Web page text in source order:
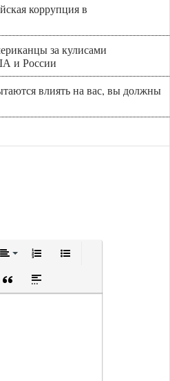
коррупция в
за кулисами
и России
влиять на вас, вы должны
ссылку
смайликскрытого текста
Вставка цитаты
Вставка спойлера